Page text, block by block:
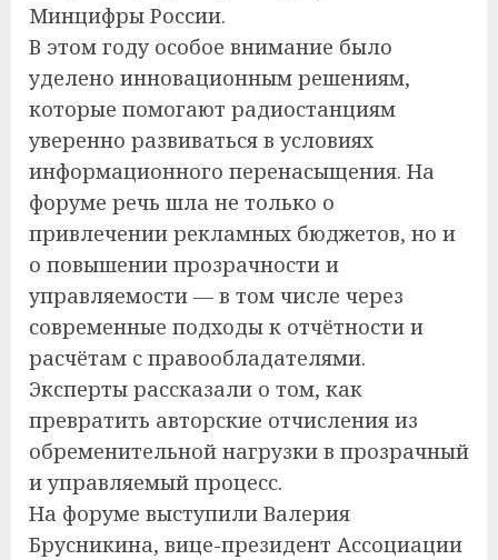
Минцифры России.
В этом году особое внимание было
уделено инновационным решениям,
которые помогают радиостанциям
уверенно развиваться в условиях
информационного перенасыщения. На
форуме речь шла не только о
привлечении рекламных бюджетов, но и
о повышении прозрачности и
управляемости — в том числе через
современные подходы к отчётности и
расчётам с правообладателями.
Эксперты рассказали о том, как
превратить авторские отчисления из
обременительной нагрузки в прозрачный
и управляемый процесс.
На форуме выступили Валерия
Брусникина, вице-президент Ассоциации